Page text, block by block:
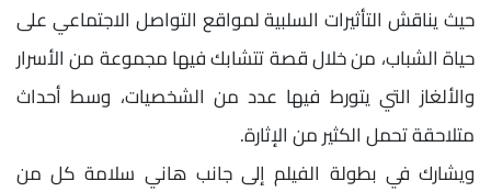
حيث يناقش التأثيرات السلبية لمواقع التواصل الاجتماعي على
حياة الشباب، من خلال قصة تتشابك فيها مجموعة من الأسرار
والألغاز التي يتورط فيها عدد من الشخصيات، وسط أحداث
متلاحقة تحمل الكثير من الإثارة.
ويشارك في بطولة الفيلم إلى جانب هاني سلامة كل من